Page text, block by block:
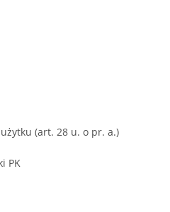
(art. 28 u. o pr. a.)
PK